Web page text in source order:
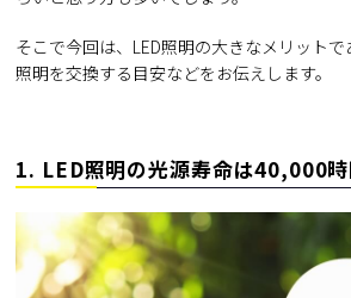
そこで今回は、LED照明の大きなメリットで
照明を交換する目安などをお伝えします。
1. LED照明の光源寿命は40,000